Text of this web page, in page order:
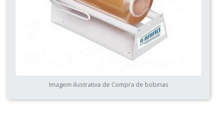
Imagem ilustrativa de Compra de bobinas